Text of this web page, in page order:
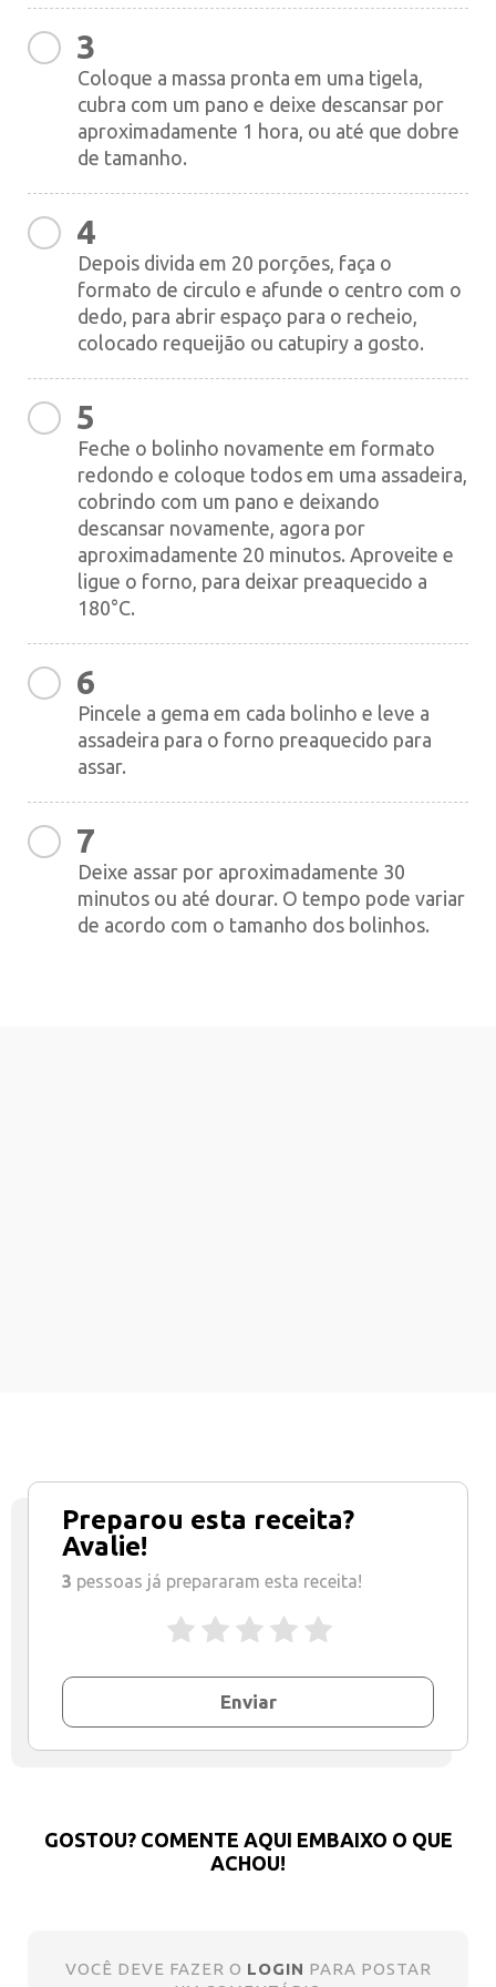
3
Coloque a massa pronta em uma tigela,
cubra com um pano e deixe descansar por
aproximadamente 1 hora, ou até que dobre
de tamanho.
4
Depois divida em 20 porções, faça o
formato de circulo e afunde o centro com o
dedo, para abrir espaço para o recheio,
colocado requeijão ou catupiry a gosto.
5
Feche o bolinho novamente em formato
redondo e coloque todos em uma assadeira,
cobrindo com um pano e deixando
descansar novamente, agora por
aproximadamente 20 minutos. Aproveite e
ligue o forno, para deixar preaquecido a
180°C.
6
Pincele a gema em cada bolinho e leve a
assadeira para o forno preaquecido para
assar.
7
Deixe assar por aproximadamente 30
minutos ou até dourar. O tempo pode variar
de acordo com o tamanho dos bolinhos.
Preparou esta receita?
Avalie!
3 pessoas já prepararam esta receita!
Enviar
GOSTOU? COMENTE AQUI EMBAIXO O QUE
ACHOU!
VOCÊ DEVE FAZER O LOGIN PARA POSTAR